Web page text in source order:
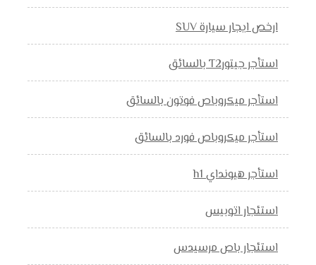
ارخص ايجار سيارة SUV
استأجر جيتورT2 بالسائق
استأجر ميكروباص فوتون بالسائق
استأجر ميكروباص فورد بالسائق
استأجر هيونداي h1
استئجار اتوبيس
استئجار باص مرسيدس